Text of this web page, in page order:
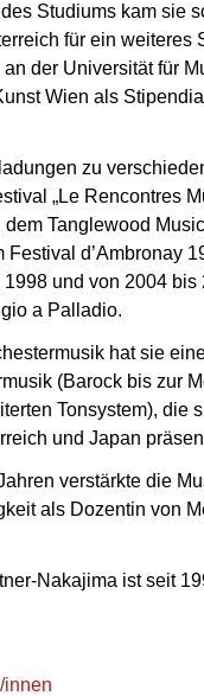
Studiums kam sie
für ein weiteres
der Universität für
Wien als
zu
„Le Rencontres
dem Tanglewood
Festival d’Ambronay
und von 2004 bis
a Palladio.
hat sie
(Barock bis zur
Tonsystem), die
und Japan
verstärkte die
als Dozentin von
Nakajima ist seit
innen